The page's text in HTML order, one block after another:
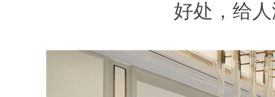
好处，给